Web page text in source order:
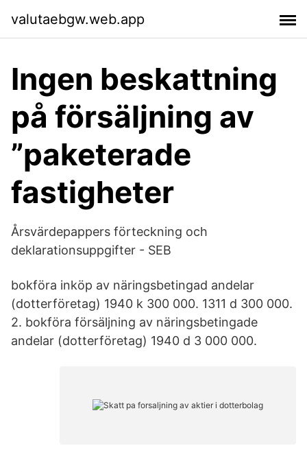
valutaebgw.web.app
Ingen beskattning
på försäljning av
”paketerade
fastigheter
Årsvärdepappers förteckning och
deklarationsuppgifter - SEB
bokföra inköp av näringsbetingad andelar
(dotterföretag) 1940 k 300 000. 1311 d 300 000.
2. bokföra försäljning av näringsbetingade
andelar (dotterföretag) 1940 d 3 000 000.